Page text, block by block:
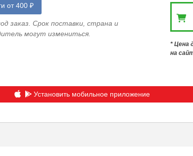
от 400 ₽
заказ. Срок поставки, страна и
могут измениться.
* Цена
на
Установить мобильное приложение